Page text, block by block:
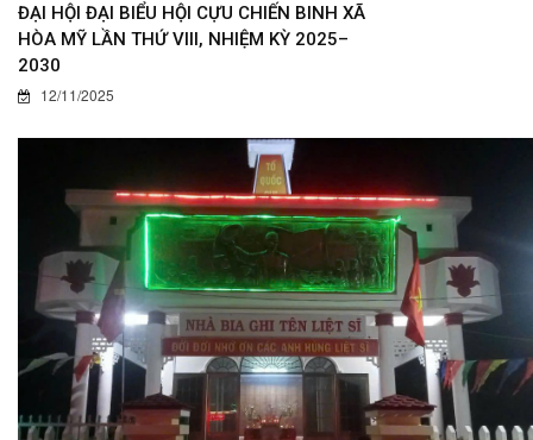
ĐẠI HỘI ĐẠI BIỂU HỘI CỰU CHIẾN BINH XÃ
HÒA MỸ LẦN THỨ VIII, NHIỆM KỲ 2025–
2030
12/11/2025